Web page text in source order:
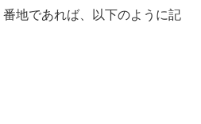
地であれば、以下のように記